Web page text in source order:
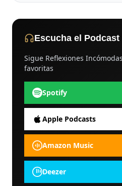
Escucha el Podcast
Sigue Reflexiones
favoritas
Spotify
Apple Podcasts
Amazon Music
Deezer